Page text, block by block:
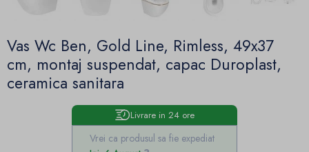
Vas Wc Ben, Gold Line, Rimless, 49x37
cm, montaj suspendat, capac Duroplast,
ceramica sanitara
Livrare in 24 ore
Vrei ca produsul sa fie expediat